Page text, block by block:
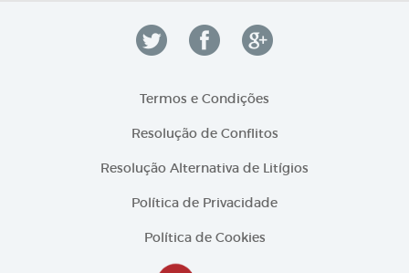
Termos e Condições
Resolução de Conflitos
Resolução Alternativa de Litígios
Política de Privacidade
Política de Cookies